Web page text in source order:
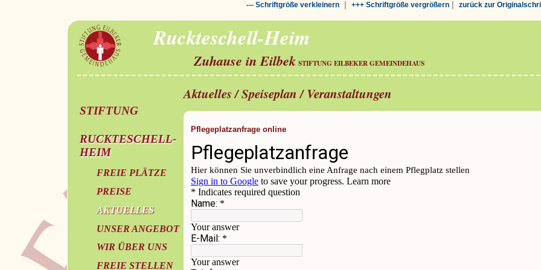
--- Schriftgröße verkleinern| +++ Schriftgröße vergrößern| zurück zur
Ruckteschell-Heim
Zuhause in Eilbek STIFTUNG EILBEKER GEMEINDEHAUS
STIFTUNG
RUCKTESCHELL-
HEIM
FREIE PLÄTZE
PREISE
AKTUELLES
UNSER ANGEBOT
WIR ÜBER UNS
FREIE STELLEN
Aktuelles / Speiseplan / Veranstaltungen
Pflegeplatzanfrage online